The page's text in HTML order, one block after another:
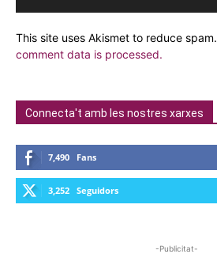
This site uses Akismet to reduce spam.
comment data is processed.
Connecta't amb les nostres xarxes
7,490 Fans
3,252 Seguidors
-Publicitat-